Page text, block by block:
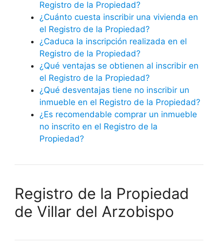
Registro de la Propiedad?
¿Cuánto cuesta inscribir una vivienda en
el Registro de la Propiedad?
¿Caduca la inscripción realizada en el
Registro de la Propiedad?
¿Qué ventajas se obtienen al inscribir en
el Registro de la Propiedad?
¿Qué desventajas tiene no inscribir un
inmueble en el Registro de la Propiedad?
¿Es recomendable comprar un inmueble
no inscrito en el Registro de la
Propiedad?
Registro de la Propiedad
de Villar del Arzobispo